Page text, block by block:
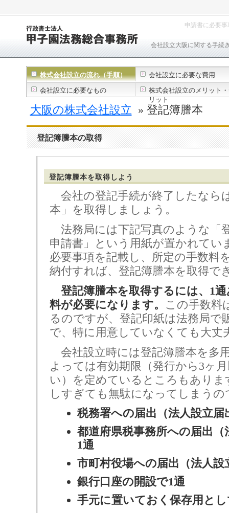
申請書に必要
会社設立大阪に関する手続
株式会社設立の流れ（手順）
会社設立に必要な費用
会社設立に必要なもの
株式会社設立のメリット
リット
大阪の株式会社設立 » 登記簿謄本
登記簿謄本の取得
登記簿謄本を取得しよう
会社の登記手続が終了したなら
本」を取得しましょう。
法務局には下記写真のような「
申請書」という用紙が置かれてい
必要事項を記載し、所定の手数料
納付すれば、登記簿謄本を取得で
登記簿謄本を取得するには、1
料が必要になります。 この手数料
るのですが、登記印紙は法務局で
で、特に用意していなくても大丈
会社設立時には登記簿謄本を多
よっては有効期限（発行から3ヶ
い）を定めているところもありま
しすぎても無駄になってしまうの
税務署への届出（法人設立届
都道府県税事務所への届出（
1通
市町村役場への届出（法人設
銀行口座の開設で1通
手元に置いておく保存用と